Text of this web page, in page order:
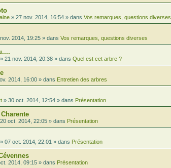
» 27 nov. 2014, 16:54 » dans Vos remarques, questions diverses
2014, 19:25 » dans Vos remarques, questions diverses
» 21 nov. 2014, 20:38 » dans Quel est cet arbre ?
2014, 16:00 » dans Entretien des arbres
» 30 oct. 2014, 12:54 » dans Présentation
20 oct. 2014, 22:05 » dans Présentation
» 07 oct. 2014, 22:01 » dans Présentation
2014, 09:15 » dans Présentation